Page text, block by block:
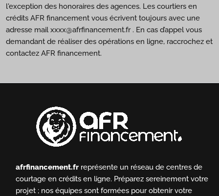
l'exception des honoraires des agences. Les courtiers en
crédits AFR financement vous écrivent toujours avec une
adresse mail xxxx@afrfinancement.fr . En cas d’appel vous
demandant de réaliser des opérations en ligne, raccrochez et
contactez AFR financement.
afrfinancement.fr représente un réseau de centres de
courtage en crédits en ligne. Préparez sereinement votre
projet ; nos équipes sont formées pour obtenir votre